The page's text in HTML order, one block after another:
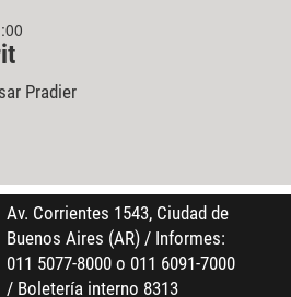
Pradier
Av. Corrientes 1543, Ciudad de
Buenos Aires (AR) / Informes:
011 5077-8000 o 011 6091-7000
/ Boletería interno 8313